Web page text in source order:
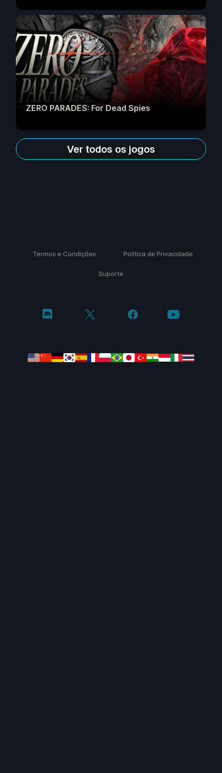
ZERO PARADES: For Dead Spies
Ver todos os jogos
Termos e Condições Política de Privacidade
Suporte